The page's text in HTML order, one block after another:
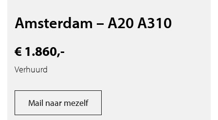
Amsterdam – A20 A310
€ 1.860,-
Verhuurd
Mail naar mezelf